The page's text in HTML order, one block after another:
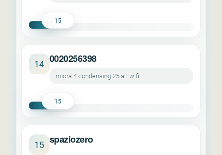
15
14 0020256398
micra 4 condensing 25 a+ wifi
15
15 spaziozero